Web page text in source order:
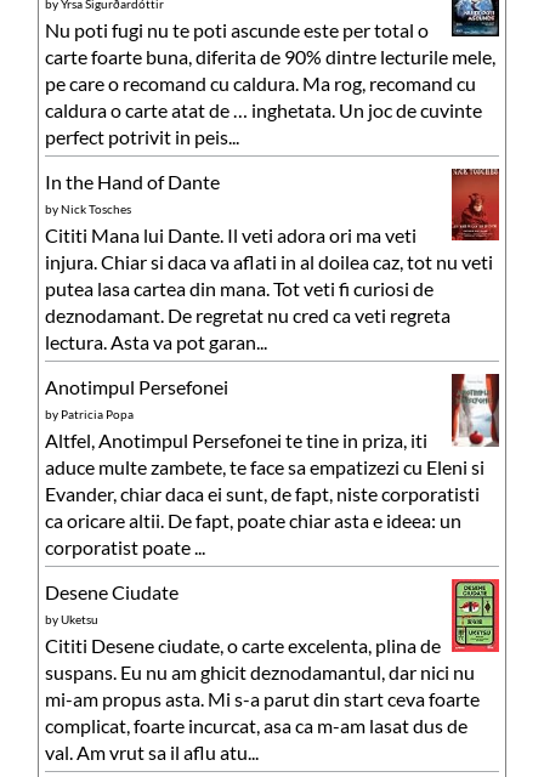
byYrsa Sigurðardóttir
Nu poti fugi nu te poti ascunde este per total o
carte foarte buna, diferita de 90% dintre lecturile mele,
pe care o recomand cu caldura. Ma rog, recomand cu
caldura o carte atat de … inghetata. Un joc de cuvinte
perfect potrivit in peis...
In the Hand of Dante
byNick Tosches
Cititi Mana lui Dante. Il veti adora ori ma veti
injura. Chiar si daca va aflati in al doilea caz, tot nu veti
putea lasa cartea din mana. Tot veti fi curiosi de
deznodamant. De regretat nu cred ca veti regreta
lectura. Asta va pot garan...
Anotimpul Persefonei
by Patricia Popa
Altfel, Anotimpul Persefonei te tine in priza, iti
aduce multe zambete, te face sa empatizezi cu Eleni si
Evander, chiar daca ei sunt, de fapt, niste corporatisti
ca oricare altii. De fapt, poate chiar asta e ideea: un
corporatist poate ...
Desene Ciudate
byUketsu
Cititi Desene ciudate, o carte excelenta, plina de
suspans. Eu nu am ghicit deznodamantul, dar nici nu
mi-am propus asta. Mi s-a parut din start ceva foarte
complicat, foarte incurcat, asa ca m-am lasat dus de
val. Am vrut sa il aflu atu...